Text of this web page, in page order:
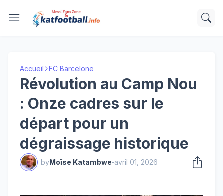
Accueil FC Barcelone
Révolution au Camp Nou
: Onze cadres sur le
départ pour un
dégraissage historique
byMoïse Katambwe-avril 01, 2026